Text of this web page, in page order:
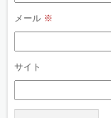
メール ※
サイト